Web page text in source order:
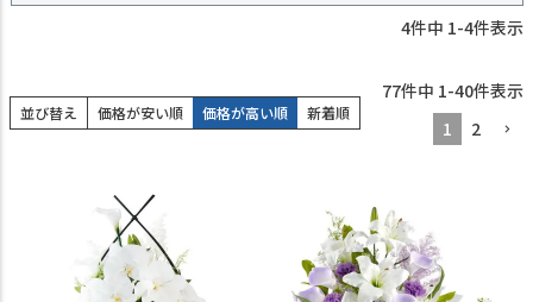
4件中 1-4件表示
並び替え 価格が安い順 価格が高い順 新着順
77件中 1-40件表示
1
2